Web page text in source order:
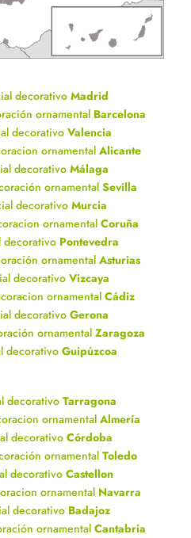
decorativo Madrid
ornamental Barcelona
decorativo Valencia
ornamental Alicante
decorativoMálaga
ornamentalSevilla
decorativoMurcia
ornamentalCoruña
decorativo Pontevedra
ornamentalAsturias
decorativoVizcaya
ornamentalCádiz
decorativoGerona
ornamental Zaragoza
decorativo Guipúzcoa
decorativo Tarragona
ornamental Almería
decorativo Córdoba
ornamentalToledo
decorativo Castellon
ornamental Navarra
decorativo Badajoz
ornamental Cantabria